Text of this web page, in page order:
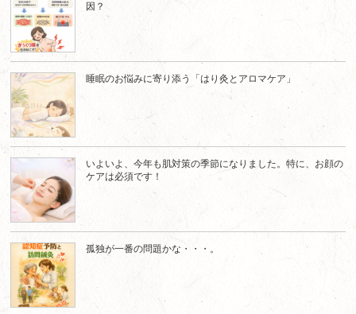
因？
睡眠のお悩みに寄り添う「はり灸とアロマケア」
いよいよ、今年も肌対策の季節になりました。特に、お顔の
ケアは必須です！
孤独が一番の問題かな・・・。